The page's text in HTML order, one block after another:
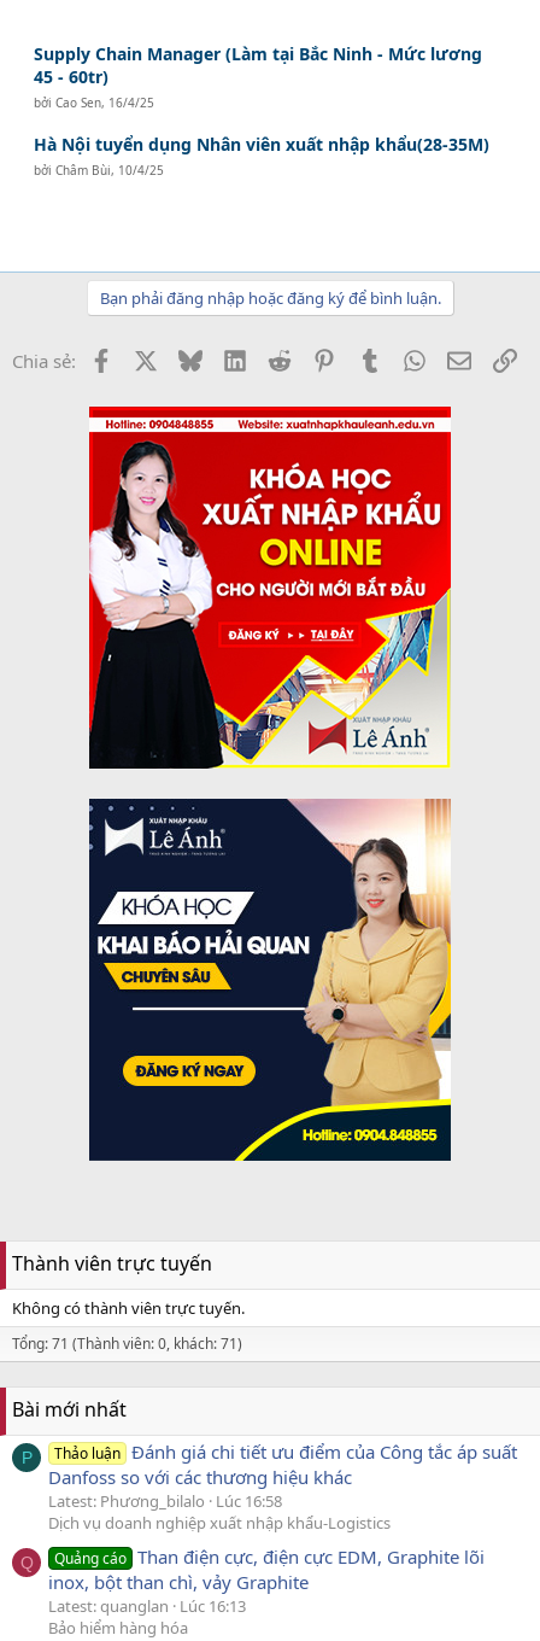
Supply Chain Manager (Làm tại Bắc Ninh - Mức lương
45 - 60tr)
bởiCao Sen, 16/4/25
Hà Nội tuyển dụng Nhân viên xuất nhập khẩu(28-35M)
bởiChâm Bùi, 10/4/25
Bạn phải đăng nhập hoặc đăng ký để bình luận.
Chia sẻ: Facebook BlueskyLinkedInReddit PinterestTumblrWhatsApp
Email
Thành viên trực tuyến
Không có thành viên trực tuyến.
Tổng: 71 (Thành viên: 0, khách: 71)
Bài mới nhất
P Thảo luận Đánh giá chi tiết ưu điểm của Công tắc áp suất
Danfoss so với các thương hiệu khác
Latest: Phương_bilalo
Lúc 16:58
Dịch vụ doanh nghiệp xuất nhập khẩu-Logistics
Q Quảng cáo Than điện cực, điện cực EDM, Graphite lõi
inox, bột than chì, vảy Graphite
Latest: quanglan
Lúc 16:13
Bảo hiểm hàng hóa